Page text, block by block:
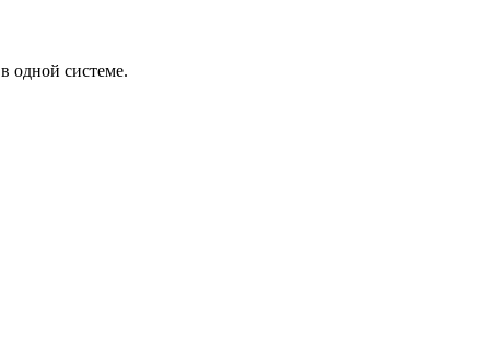
одной системе.